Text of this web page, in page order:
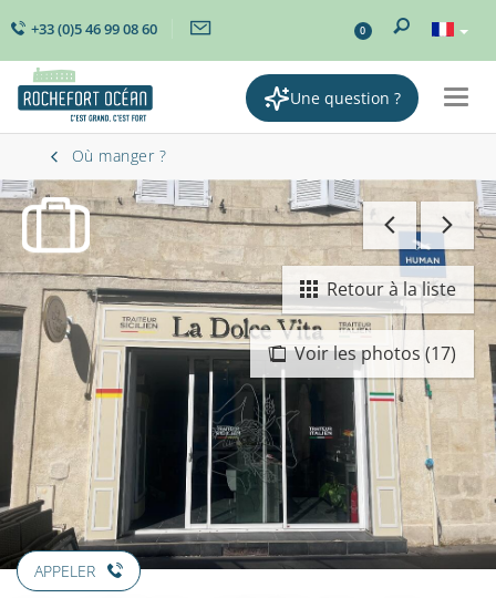
+33 (0)5 46 99 08 60 0
Une question ?
Où manger ?
Voir les photos (17)
Retour à la liste
APPELER